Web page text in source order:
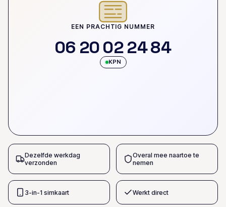
EEN PRACHTIG NUMMER
06 20022484
KPN
Dezelfde werkdag
verzonden
Overal mee naartoe te
nemen
3-in-1 simkaart Werkt direct